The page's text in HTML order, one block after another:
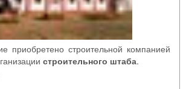
приобретено строительной компанией
строительного штаба.